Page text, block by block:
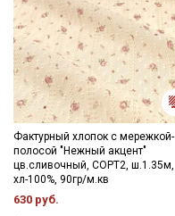
Фактурный хлопок с мережкой-
полосой "Нежный акцент"
цв.сливочный, СОРТ2, ш.1.35м,
хл-100%, 90гр/м.кв
630 руб.